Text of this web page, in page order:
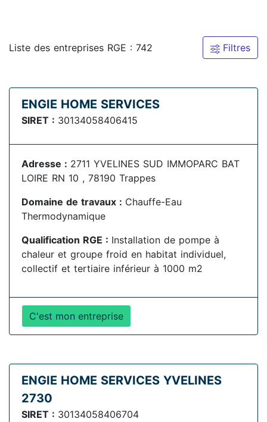
Liste des entreprises RGE : 742 Filtres
ENGIE HOME SERVICES
SIRET : 30134058406415
Adresse : 2711 YVELINES SUD IMMOPARC BAT
LOIRE RN 10 , 78190 Trappes
Domaine de travaux : Chauffe-Eau
Thermodynamique
Qualification RGE : Installation de pompe à
chaleur et groupe froid en habitat individuel,
collectif et tertiaire inférieur à 1000 m2
C'est mon entreprise
ENGIE HOME SERVICES YVELINES
2730
SIRET : 30134058406704